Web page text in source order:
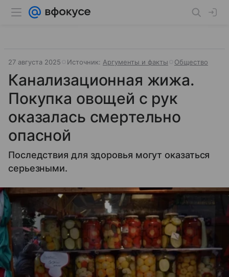
27 августа 2025 Источник: Аргументы и факты Общество
Канализационная жижа.
Покупка овощей с рук
оказалась смертельно
опасной
Последствия для здоровья могут оказаться
серьезными.